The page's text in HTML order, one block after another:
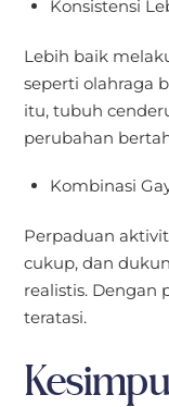
Konsistensi
Lebih baik
seperti olahraga
itu, tubuh
perubahan
Kombinasi
Perpaduan
cukup, dan
realistis. Dengan
teratasi.